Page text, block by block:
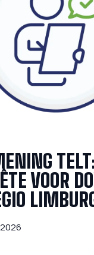
VOOR